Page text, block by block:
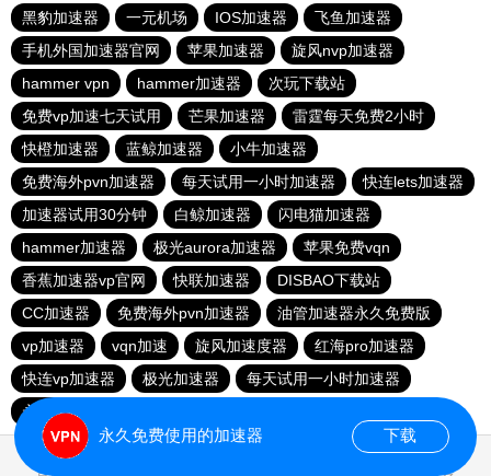
黑豹加速器
一元机场 IOS加速器
飞鱼加速器
手机外国加速器官网
苹果加速器
旋风nvp加速器
hammer vpn
hammer加速器
次玩下载站
免费vp加速七天试用
芒果加速器
雷霆每天免费2小时
快橙加速器
蓝鲸加速器
小牛加速器
免费海外pvn加速器
每天试用一小时加速器
快连lets加速器
加速器试用30分钟
白鲸加速器
闪电猫加速器
hammer加速器
极光aurora加速器
苹果免费vqn
香蕉加速器vp官网
快联加速器
DISBAO下载站
CC加速器
免费海外pvn加速器
油管加速器永久免费版
vp加速器
vqn加速 旋风加速度器
红海pro加速器
快连vp加速器
极光加速器
每天试用一小时加速器
永久不收费的海外加速器
永久免费使用的加速器 下载